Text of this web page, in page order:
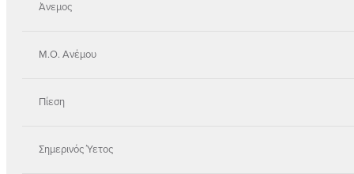
Άνεμος
Μ.Ο. Ανέμου
Πίεση
Σημερινός Ύετος